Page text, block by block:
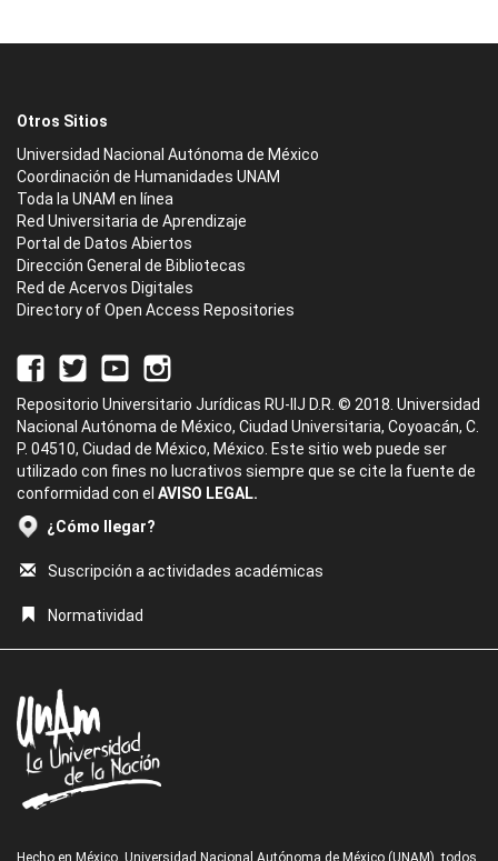
Otros Sitios
Universidad Nacional Autónoma de México
Coordinación de Humanidades UNAM
Toda la UNAM en línea
Red Universitaria de Aprendizaje
Portal de Datos Abiertos
Dirección General de Bibliotecas
Red de Acervos Digitales
Directory of Open Access Repositories
Repositorio Universitario Jurídicas RU-IIJ D.R. © 2018. Universidad
Nacional Autónoma de México, Ciudad Universitaria, Coyoacán, C.
P. 04510, Ciudad de México, México. Este sitio web puede ser
utilizado con fines no lucrativos siempre que se cite la fuente de
conformidad con el AVISO LEGAL.
¿Cómo llegar?
Suscripción a actividades académicas
Normatividad